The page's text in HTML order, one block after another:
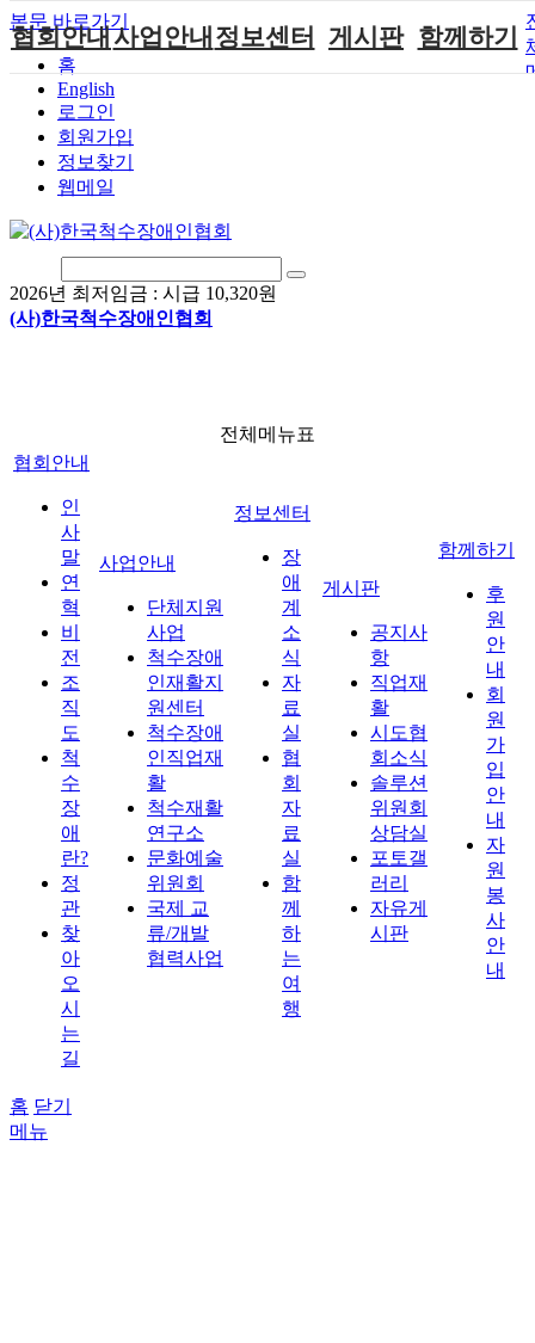
본문 바로가기
홈
English
로그인
회원가입
정보찾기
웹메일
2026년 최저임금 : 시급 10,320원
(사)한국척수장애인협회
협회안내
인사말
연혁
비전
조직도
척수장애란?
찾아오시는길
사업안내
단체지원사업
척수장애인재
활지원센터
척수장애인직
문화예술위원
회
정보센터 게시판 함께하기
전체메뉴표
협회안내
인
사
말
연
혁
비
전
조
직
도
척
수
장
애
란?
정
관
찾
아
오
시
는
길
사업안내
단체지원
사업
척수장애
인재활지
원센터
척수장애
인직업재
활
척수재활
연구소
문화예술
위원회
국제 교
류/개발
협력사업
정보센터
장
애
계
소
식
자
료
실
협
회
자
료
실
함
께
하
는
여
행
게시판
공지사
항
직업재
활
시도협
회소식
솔루션
위원회
상담실
포토갤
러리
자유게
시판
함께하기
후
원
안
내
회
원
가
입
안
내
자
원
봉
사
안
내
홈 닫기
메뉴